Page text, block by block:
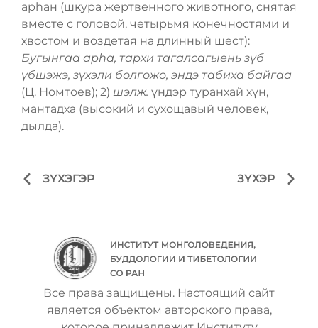
арһан (шкура жертвенного животного, снятая
вместе с головой, четырьмя конечностями и
хвостом и воздетая на длинный шест):
Бугынгаа арһа, тархи тагалсагыень зүб
үбшэжэ, зүхэли болгожо, эндэ табиха байгаа
(Ц. Номтоев); 2) шэлж. үндэр туранхай хүн,
мантадха (высокий и сухощавый человек,
дылда).
ЗҮХЭГЭР ЗҮХЭР
Все права защищены. Настоящий сайт
является объектом авторского права,